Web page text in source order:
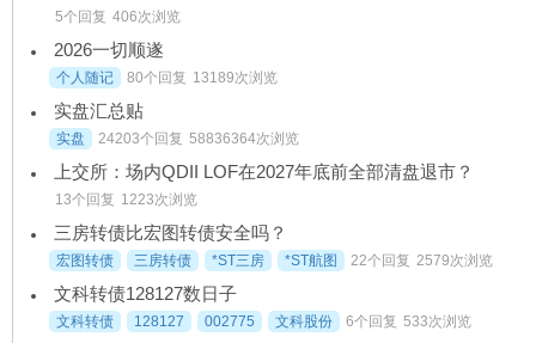
5个回复 406次浏览
2026一切顺遂
个人随记 80个回复 13189次浏览
实盘汇总贴
实盘 24203个回复 58836364次浏览
上交所：场内QDII LOF在2027年底前全部清盘退市？
13个回复 1223次浏览
三房转债比宏图转债安全吗？
宏图转债 三房转债 *ST三房 *ST航图 22个回复 2579次浏览
文科转债128127数日子
文科转债 128127 002775 文科股份 6个回复 533次浏览